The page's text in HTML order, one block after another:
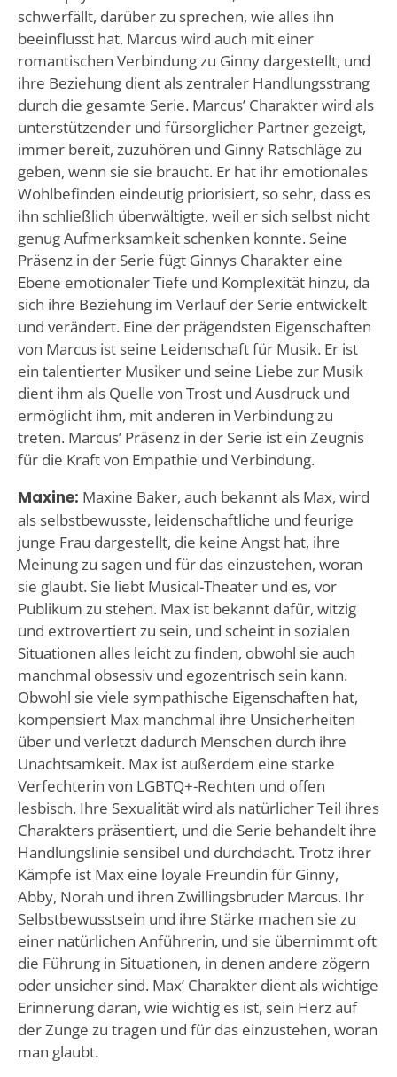
schwerfällt, darüber zu sprechen, wie alles ihn
beeinflusst hat. Marcus wird auch mit einer
romantischen Verbindung zu Ginny dargestellt, und
ihre Beziehung dient als zentraler Handlungsstrang
durch die gesamte Serie. Marcus’ Charakter wird als
unterstützender und fürsorglicher Partner gezeigt,
immer bereit, zuzuhören und Ginny Ratschläge zu
geben, wenn sie sie braucht. Er hat ihr emotionales
Wohlbefinden eindeutig priorisiert, so sehr, dass es
ihn schließlich überwältigte, weil er sich selbst nicht
genug Aufmerksamkeit schenken konnte. Seine
Präsenz in der Serie fügt Ginnys Charakter eine
Ebene emotionaler Tiefe und Komplexität hinzu, da
sich ihre Beziehung im Verlauf der Serie entwickelt
und verändert. Eine der prägendsten Eigenschaften
von Marcus ist seine Leidenschaft für Musik. Er ist
ein talentierter Musiker und seine Liebe zur Musik
dient ihm als Quelle von Trost und Ausdruck und
ermöglicht ihm, mit anderen in Verbindung zu
treten. Marcus’ Präsenz in der Serie ist ein Zeugnis
für die Kraft von Empathie und Verbindung.
Maxine: Maxine Baker, auch bekannt als Max, wird
als selbstbewusste, leidenschaftliche und feurige
junge Frau dargestellt, die keine Angst hat, ihre
Meinung zu sagen und für das einzustehen, woran
sie glaubt. Sie liebt Musical-Theater und es, vor
Publikum zu stehen. Max ist bekannt dafür, witzig
und extrovertiert zu sein, und scheint in sozialen
Situationen alles leicht zu finden, obwohl sie auch
manchmal obsessiv und egozentrisch sein kann.
Obwohl sie viele sympathische Eigenschaften hat,
kompensiert Max manchmal ihre Unsicherheiten
über und verletzt dadurch Menschen durch ihre
Unachtsamkeit. Max ist außerdem eine starke
Verfechterin von LGBTQ+-Rechten und offen
lesbisch. Ihre Sexualität wird als natürlicher Teil ihres
Charakters präsentiert, und die Serie behandelt ihre
Handlungslinie sensibel und durchdacht. Trotz ihrer
Kämpfe ist Max eine loyale Freundin für Ginny,
Abby, Norah und ihren Zwillingsbruder Marcus. Ihr
Selbstbewusstsein und ihre Stärke machen sie zu
einer natürlichen Anführerin, und sie übernimmt oft
die Führung in Situationen, in denen andere zögern
oder unsicher sind. Max’ Charakter dient als wichtige
Erinnerung daran, wie wichtig es ist, sein Herz auf
der Zunge zu tragen und für das einzustehen, woran
man glaubt.